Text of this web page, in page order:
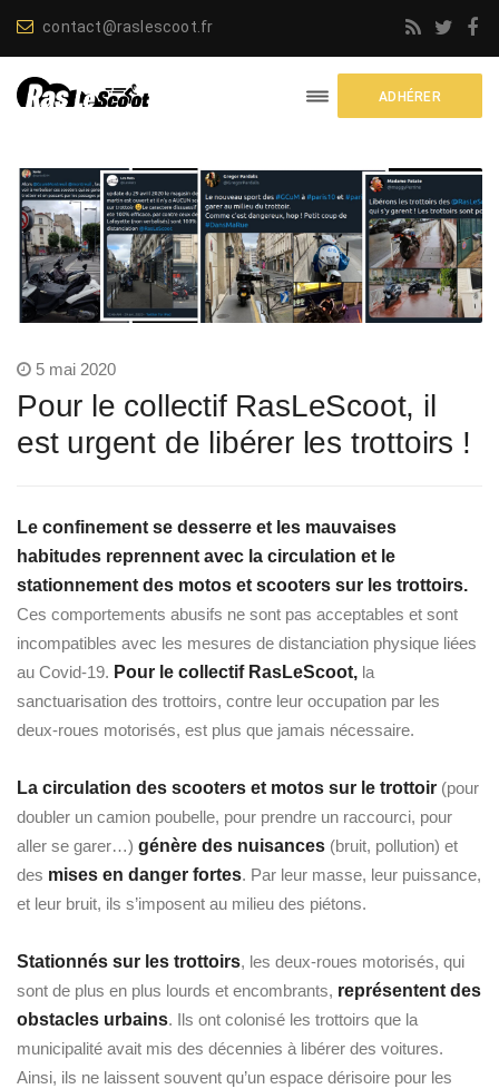
contact@raslescoot.fr
ADHÉRER
5 mai 2020
Pour le collectif RasLeScoot, il
est urgent de libérer les trottoirs !
Le confinement se desserre et les mauvaises
habitudes reprennent avec la circulation et le
stationnement des motos et scooters sur les trottoirs.
Ces comportements abusifs ne sont pas acceptables et sont
incompatibles avec les mesures de distanciation physique liées
au Covid-19. Pour le collectif RasLeScoot, la
sanctuarisation des trottoirs, contre leur occupation par les
deux-roues motorisés, est plus que jamais nécessaire.
La circulation des scooters et motos sur le trottoir (pour
doubler un camion poubelle, pour prendre un raccourci, pour
aller se garer…) génère des nuisances (bruit, pollution) et
des mises en danger fortes. Par leur masse, leur puissance,
et leur bruit, ils s’imposent au milieu des piétons.
Stationnés sur les trottoirs, les deux-roues motorisés, qui
sont de plus en plus lourds et encombrants, représentent des
obstacles urbains. Ils ont colonisé les trottoirs que la
municipalité avait mis des décennies à libérer des voitures.
Ainsi, ils ne laissent souvent qu’un espace dérisoire pour les